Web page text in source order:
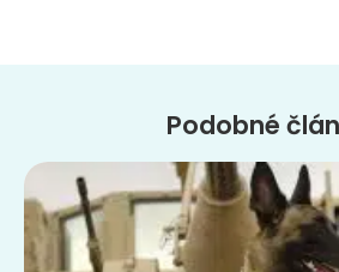
Podobné